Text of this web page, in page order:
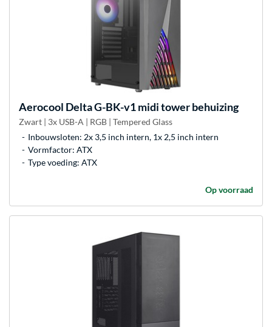
Aerocool Delta G-BK-v1 midi tower behuizing
Zwart | 3x USB-A | RGB | Tempered Glass
Inbouwsloten: 2x 3,5 inch intern, 1x 2,5 inch intern
Vormfactor: ATX
Type voeding: ATX
Op voorraad